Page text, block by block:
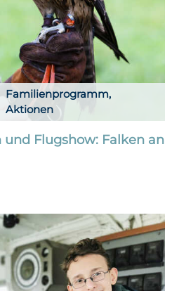
Familienprogramm,
Aktionen
Flugshow: Falken an